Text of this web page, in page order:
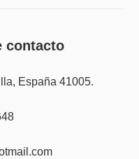
contacto
España 41005.